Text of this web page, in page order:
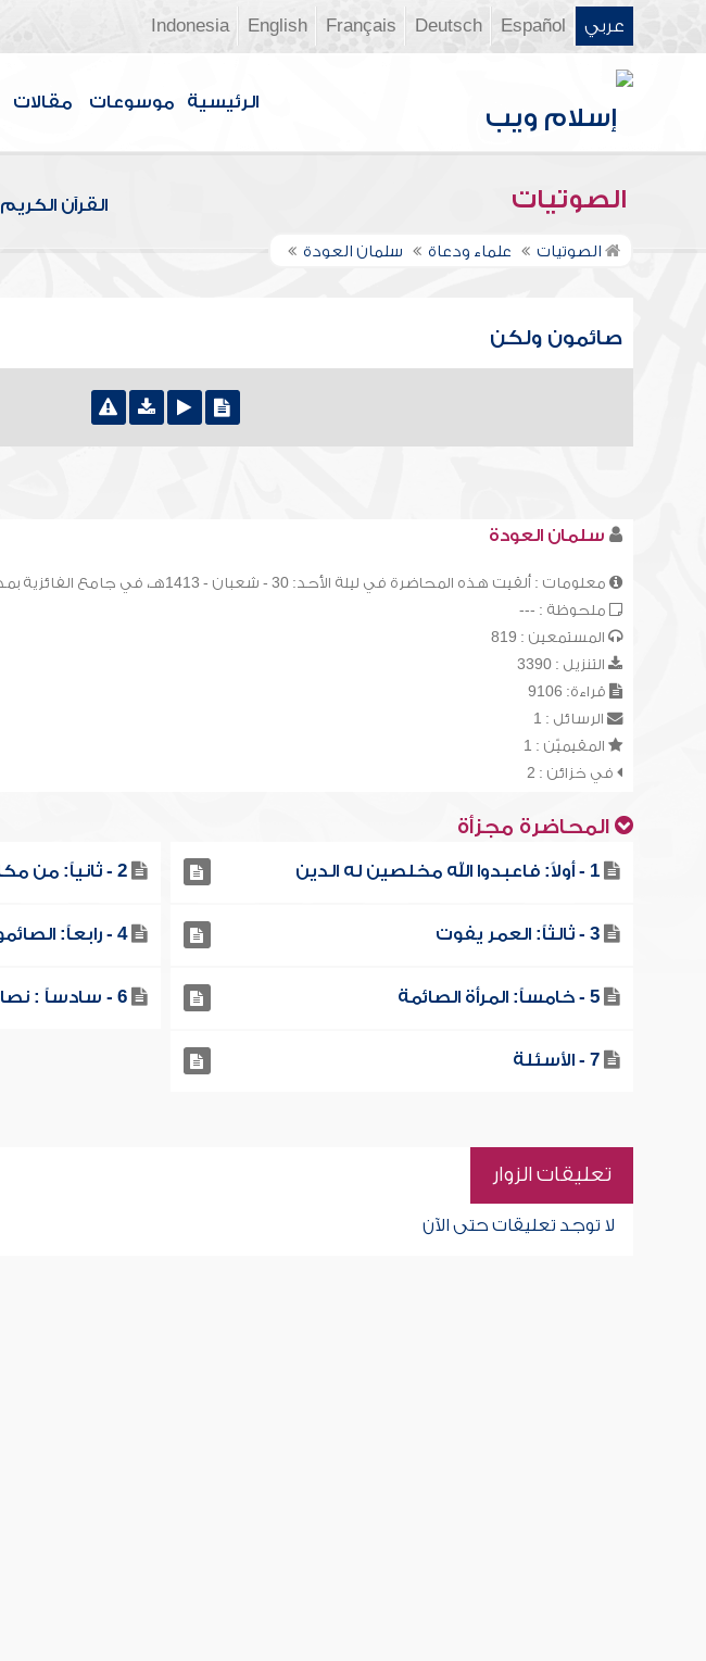
عربي Español
Deutsch
Français
English
Indonesia
الرئيسية موسوعات مقالات
الصوتيات القرآن الكريم
الصوتيات علماء ودعاة سلمان العودة
صائمون ولكن
سلمان العودة
معلومات : ألقيت هذه المحاضرة في ليلة الأحد: 30 - شعبان - 1413هـ، في جامع الفائزية بمدينة بريدة
ملحوظة : ---
المستمعين : 819
التنزيل : 3390
قراءة: 9106
الرسائل : 1
المقيميّن : 1
في خزائن : 2
المحاضرة مجزأة
1 - أولاً: فاعبدوا الله مخلصين له الدين 2 - ثانياً: من مكارم الأخلاق
3 - ثالثاً: العمر يفوت 4 - رابعاً: الصائمون عن الحرام
5 - خامساً: المرأة الصائمة 6 - سادساً : نصائح متفرقة
7 - الأسئلة
تعليقات الزوار
لا توجد تعليقات حتى الآن